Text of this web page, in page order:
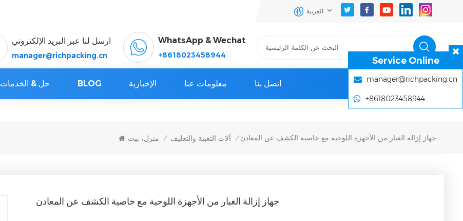
العربية
ارسل لنا عبر البريد الإلكتروني
manager@richpacking.cn
WhatsApp & Wechat
+8618023458944
حل & الخدمات BLOG الإخبارية معلومات عنا اتصل بنا
منزل، بيت / آلات التعبئة والتغليف / جهاز إزالة الغبار من الأجهزة اللوحية مع خاصية الكشف عن المعادن
جهاز إزالة الغبار من الأجهزة اللوحية مع خاصية الكشف عن المعادن
Service Online
manager@richpacking.cn
+8618023458944